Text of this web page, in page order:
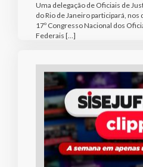
Uma delegação de Oficiais de
do Rio de Janeiro participará, nos
17º Congresso Nacional dos
Federais […]